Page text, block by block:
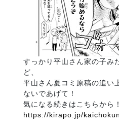
すっかり平山さん家の子み
ど、
平山さん夏コミ原稿の追い
ないであげて！
気になる続きはこちらから！
https://kirapo.jp/